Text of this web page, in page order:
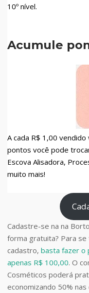
10º nível.
Acumule
A cada R$ 1,00
pontos você pode
Escova Alisadora,
muito mais!
Cadastre-se na na
forma gratuita? Para
cadastro, basta fazer o
apenas R$ 100,00. O
Cosméticos poderá
economizando 50%